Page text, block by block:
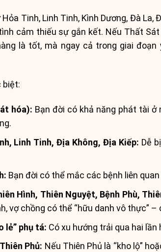
Tinh, Linh Tinh, Kình Dương, Đà La,
cảm thiếu sự gắn kết. Nếu Thất
là tốt, mà ngay cả trong giai
biệt:
hóa): Bạn đời có khả năng phát tài ở
Linh Tinh, Địa Không, Địa Kiếp: Dễ
Bạn đời có thể mắc các bệnh liên
Hình, Thiên Nguyệt, Bệnh Phù,
vợ chồng có thể “hữu danh vô thực”
lẻ” phụ tá: Có xu hướng trải qua hai lần
Phủ: Nếu Thiên Phủ là “kho lộ”